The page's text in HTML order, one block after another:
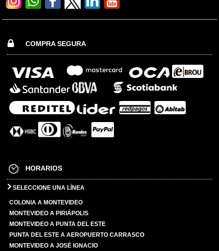
COMPRA SEGURA
HORARIOS
SELECCIONE UNA LÍNEA
COLONIA A MONTEVIDEO
MONTEVIDEO A PIRIÁPOLIS
MONTEVIDEO A PUNTA DEL ESTE
PUNTA DEL ESTE A AEROPUERTO CARRASCO
MONTEVIDEO A JOSÉ IGNACIO